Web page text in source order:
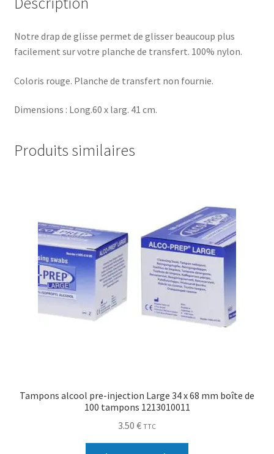
Notre drap de glisse permet de glisser beaucoup plus
facilement sur votre planche de transfert. 100% nylon.
Coloris rouge. Planche de transfert non fournie.
Dimensions : Long.60 x larg. 41 cm.
Produits similaires
Tampons alcool pre-injection Large 34 x 68 mm boîte de
100 tampons 1213010011
3.50 € TTC